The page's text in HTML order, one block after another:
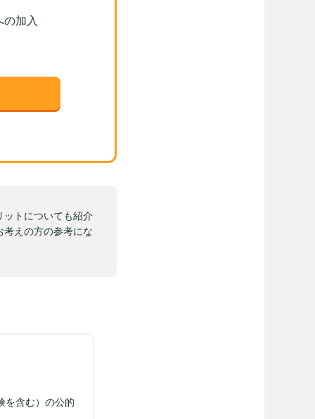
の加入
トについても紹介
えの方の参考にな
を含む）の公的